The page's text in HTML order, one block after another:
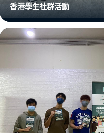
香港學生社群活動